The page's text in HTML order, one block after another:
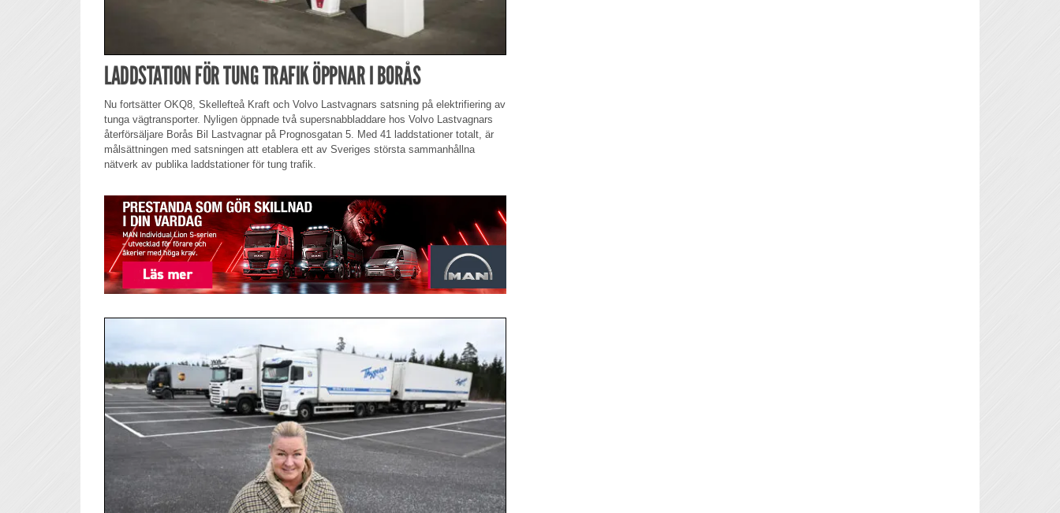
LADDSTATION FÖR TUNG TRAFIK ÖPPNAR I BORÅS
Nu fortsätter OKQ8, Skellefteå Kraft och Volvo Lastvagnars satsning på elektrifiering av
tunga vägtransporter. Nyligen öppnade två supersnabbladdare hos Volvo Lastvagnars
återförsäljare Borås Bil Lastvagnar på Prognosgatan 5. Med 41 laddstationer totalt, är
målsättningen med satsningen att etablera ett av Sveriges största sammanhållna
nätverk av publika laddstationer för tung trafik.